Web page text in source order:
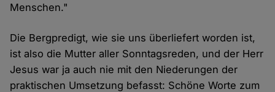
Menschen."
Die Bergpredigt, wie sie uns überliefert worden ist,
ist also die Mutter aller Sonntagsreden, und der Herr
Jesus war ja auch nie mit den Niederungen der
praktischen Umsetzung befasst: Schöne Worte zum